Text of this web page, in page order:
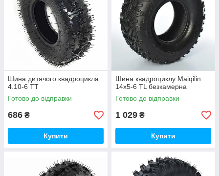
Шина дитячого квадроцикла
4.10-6 TT
Готово до відправки
686 ₴
Купити
Шина квадроциклу Maiqilin
14x5-6 TL безкамерна
Готово до відправки
1 029 ₴
Купити